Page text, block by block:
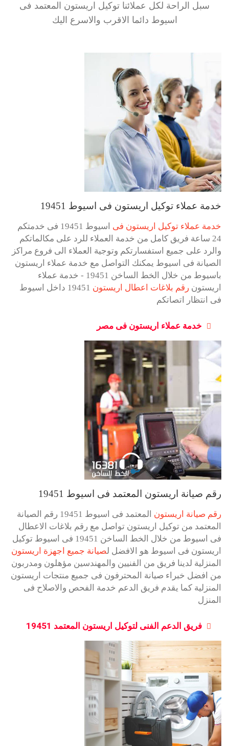
سبل الراحة لكل عملائنا توكيل اريستون المعتمد فى
اسيوط دائما الاقرب والاسرع اليك
خدمة عملاء توكيل اريستون فى اسيوط 19451
خدمة عملاء توكيل اريستون فى
اسيوط 19451 فى خدمتكم
24 ساعة فريق كامل من خدمة العملاء للرد على مكالماتكم
والرد على جميع استفسارتكم وتوجية العملاء الى فروع مراكز
الصيانة فى اسيوط يمكنك التواصل مع خدمة عملاء اريستون
باسيوط من خلال الخط الساخن 19451 - خدمة عملاء
اريستون رقم بلاغات اعطال اريستون
19451 داخل اسيوط
فى انتظار اتصاتكم
رقم صيانة اريستون المعتمد فى اسيوط 19451
رقم صيانة اريستون
المعتمد فى اسيوط 19451 رقم الصيانة
المعتمد من توكيل اريستون تواصل مع رقم بلاغات الاعطال
فى اسيوط من خلال الخط الساخن 19451 فى اسيوط توكيل
اريستون فى اسيوط هو الافضل لصيانة جميع اجهزة اريستون
المنزلية لدينا فريق من الفنيين والمهندسين مؤهلون ومدربون
من افضل خبراء صيانة المحترفون فى جميع منتجات اريستون
المنزلية كما يقدم فريق الدعم خدمة الفحص والاصلاح فى
المنزل